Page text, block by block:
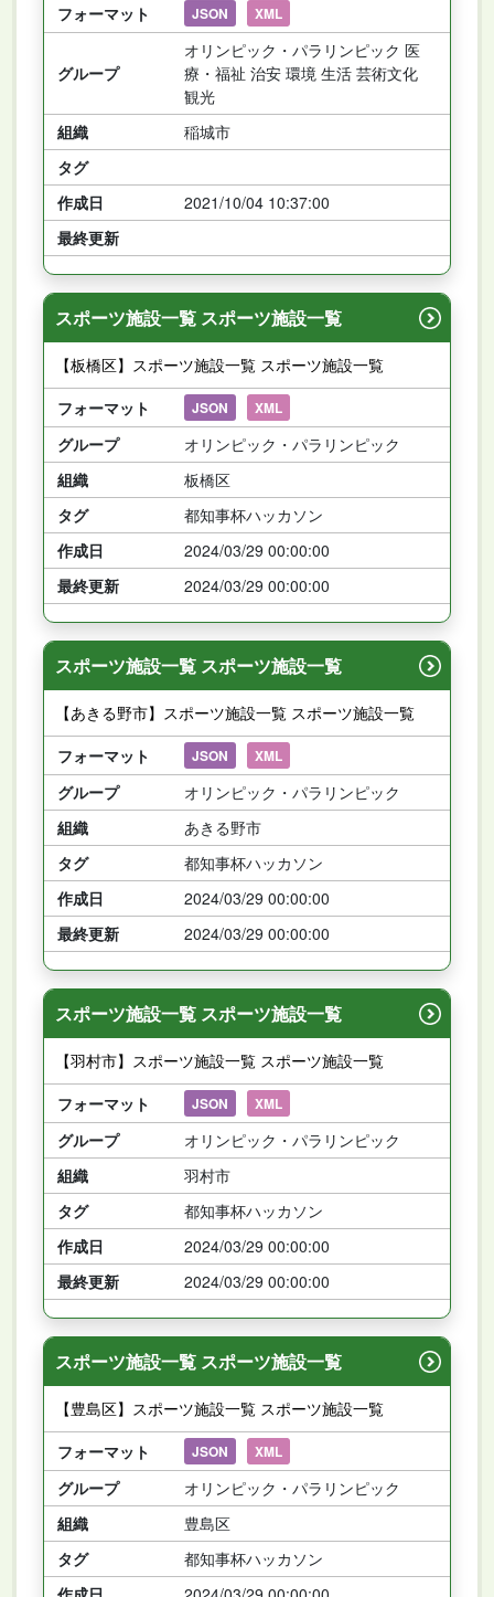
フォーマット
JSON XML
グループ
オリンピック・パラリンピック 医
療・福祉 治安 環境 生活 芸術文化
観光
組織
稲城市
タグ
作成日
2021/10/04 10:37:00
最終更新
スポーツ施設一覧 スポーツ施設一覧
【板橋区】スポーツ施設一覧 スポーツ施設一覧
フォーマット
JSON XML
グループ
オリンピック・パラリンピック
組織
板橋区
タグ
都知事杯ハッカソン
作成日
2024/03/29 00:00:00
最終更新
2024/03/29 00:00:00
スポーツ施設一覧 スポーツ施設一覧
【あきる野市】スポーツ施設一覧 スポーツ施設一覧
フォーマット
JSON XML
グループ
オリンピック・パラリンピック
組織
あきる野市
タグ
都知事杯ハッカソン
作成日
2024/03/29 00:00:00
最終更新
2024/03/29 00:00:00
スポーツ施設一覧 スポーツ施設一覧
【羽村市】スポーツ施設一覧 スポーツ施設一覧
フォーマット
JSON XML
グループ
オリンピック・パラリンピック
組織
羽村市
タグ
都知事杯ハッカソン
作成日
2024/03/29 00:00:00
最終更新
2024/03/29 00:00:00
スポーツ施設一覧 スポーツ施設一覧
【豊島区】スポーツ施設一覧 スポーツ施設一覧
フォーマット
JSON XML
グループ
オリンピック・パラリンピック
組織
豊島区
タグ
都知事杯ハッカソン